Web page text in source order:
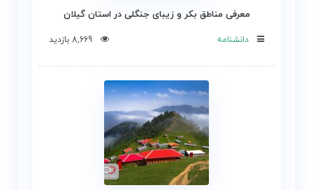
معرفی مناطق بکر و زیبای جنگلی در استان گیلان
دانشنامه 8,669 بازدید